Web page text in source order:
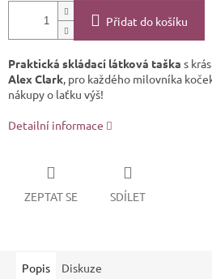
Přidat do košíku
Praktická skládací látková taška s
Alex Clark, pro každého milovníka
nákupy o laťku výš!
Detailní informace
ZEPTAT SE SDÍLET
Popis Diskuze